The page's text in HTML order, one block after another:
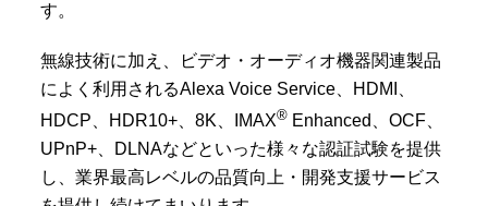
す。
無線技術に加え、ビデオ・オーディオ機器関連製品
によく利用されるAlexa Voice Service、HDMI、
HDCP、HDR10+、8K、IMAX® Enhanced、OCF、
UPnP+、DLNAなどといった様々な認証試験を提供
し、業界最高レベルの品質向上・開発支援サービス